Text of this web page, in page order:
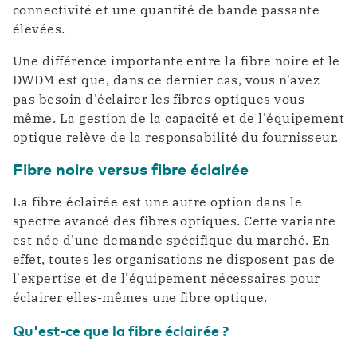
connectivité et une quantité de bande passante
élevées.
Une différence importante entre la fibre noire et le
DWDM est que, dans ce dernier cas, vous n'avez
pas besoin d'éclairer les fibres optiques vous-
même. La gestion de la capacité et de l'équipement
optique relève de la responsabilité du fournisseur.
Fibre noire versus fibre éclairée
La fibre éclairée est une autre option dans le
spectre avancé des fibres optiques. Cette variante
est née d'une demande spécifique du marché. En
effet, toutes les organisations ne disposent pas de
l'expertise et de l'équipement nécessaires pour
éclairer elles-mêmes une fibre optique.
Qu'est-ce que la fibre éclairée ?